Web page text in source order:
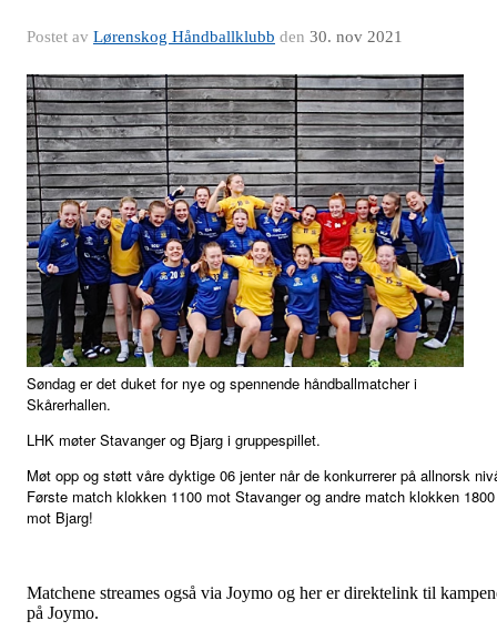
Postet av Lørenskog Håndballklubb den 30. nov 2021
Søndag er det duket for nye og spennende håndballmatcher i
Skårerhallen.
LHK møter Stavanger og Bjarg i gruppespillet.
Møt opp og støtt våre dyktige 06 jenter når de konkurrerer på allnorsk
Første match klokken 1100 mot Stavanger og andre match klokken 1800
mot Bjarg!
Matchene streames også via Joymo og her er direktelink til
på Joymo.